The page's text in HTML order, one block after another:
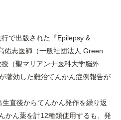
で出版された『Epilepsy &
佑志医師（一般社団法人 Green
（聖マリアンナ医科大学脳外
著効した難治てんかん症例報告が
直後からてんかん発作を繰り返
かん薬を計12種類使用するも、発